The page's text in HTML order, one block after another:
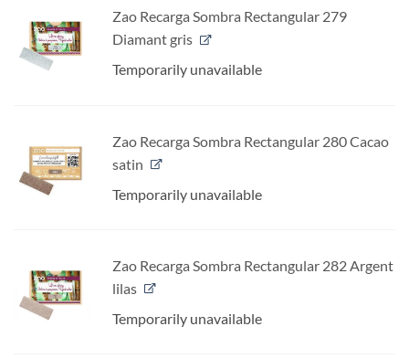
Zao Recarga Sombra Rectangular 279
Diamant gris
Temporarily unavailable
Zao Recarga Sombra Rectangular 280 Cacao
satin
Temporarily unavailable
Zao Recarga Sombra Rectangular 282 Argent
lilas
Temporarily unavailable